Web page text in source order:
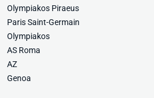
Olympiakos Piraeus
Paris Saint-Germain
Olympiakos
AS Roma
AZ
Genoa